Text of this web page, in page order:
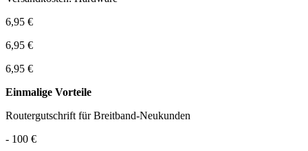
6,95 €
6,95 €
6,95 €
Einmalige Vorteile
Routergutschrift für Breitband-Neukunden
- 100 €